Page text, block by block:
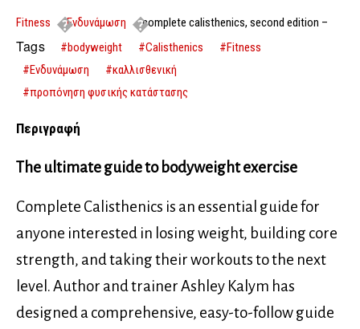
Fitness Ενδυνάμωση
complete calisthenics, second edition –
εξαντλημένο
Tags #bodyweight #Calisthenics
#Fitness
#Ενδυνάμωση
#καλλισθενική
#προπόνηση φυσικής κατάστασης
Περιγραφή
The ultimate guide to bodyweight exercise
Complete Calisthenics is an essential guide for
anyone interested in losing weight, building core
strength, and taking their workouts to the next
level. Author and trainer Ashley Kalym has
designed a comprehensive, easy-to-follow guide